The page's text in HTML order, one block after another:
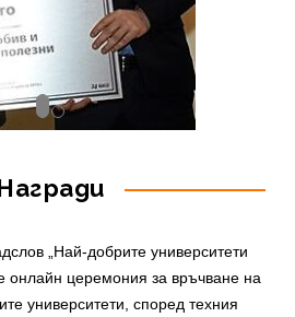
„Най-добрите университети
онлайн церемония за връчване на
университети, според техния